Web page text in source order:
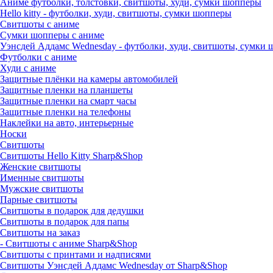
Аниме футболки, толстовки, свитшоты, худи, сумки шопперы
Hello kitty - футболки, худи, свитшоты, сумки шопперы
Свитшоты с аниме
Сумки шопперы с аниме
Уэнсдей Аддамс Wednesday - футболки, худи, свитшоты, сумки
Футболки с аниме
Худи с аниме
Защитные плёнки на камеры автомобилей
Защитные пленки на планшеты
Защитные пленки на смарт часы
Защитные пленки на телефоны
Наклейки на авто, интерьерные
Носки
Свитшоты
Cвитшоты Hello Kitty Sharp&Shop
Женские свитшоты
Именные свитшоты
Мужские свитшоты
Парные свитшоты
Свитшоты в подарок для дедушки
Свитшоты в подарок для папы
Свитшоты на заказ
- Свитшоты с аниме Sharp&Shop
Свитшоты с принтами и надписями
Свитшоты Уэнсдей Аддамс Wednesday от Sharp&Shop